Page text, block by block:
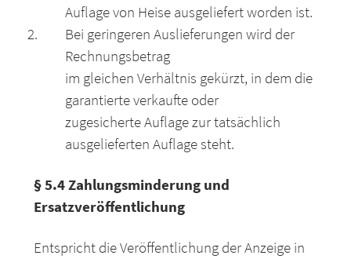
Auflage von Heise ausgeliefert worden ist.
Bei geringeren Auslieferungen wird der
Rechnungsbetrag
im gleichen Verhältnis gekürzt, in dem die
garantierte verkaufte oder
zugesicherte Auflage zur tatsächlich
ausgelieferten Auflage steht.
§ 5.4 Zahlungsminderung und
Ersatzveröffentlichung
Entspricht die Veröffentlichung der Anzeige in